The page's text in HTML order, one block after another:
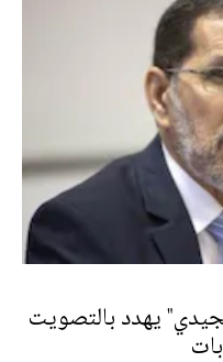
يهدد بالتصويت